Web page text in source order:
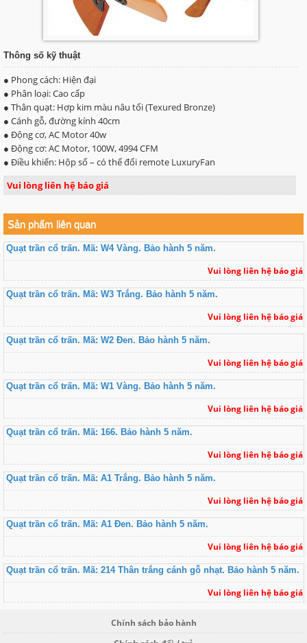
Thông số kỹ thuật
● Phong cách: Hiện đại
● Phân loại: Cao cấp
● Thân quạt: Hợp kim màu nâu tối (Texured Bronze)
● Cánh gỗ, đường kính 40cm
● Động cơ, AC Motor 40w
● Động cơ: AC Motor, 100W, 4994 CFM
● Điều khiển: Hộp số – có thể đổi remote LuxuryFan
Vui lòng liên hệ báo giá
Sản phẩm liên quan
Quạt trần cổ trấn. Mã: W4 Vàng. Bảo hành 5 năm.
Vui lòng liên hệ báo giá
Quạt trần cổ trấn. Mã: W3 Trắng. Bảo hành 5 năm.
Vui lòng liên hệ báo giá
Quạt trần cổ trấn. Mã: W2 Đen. Bảo hành 5 năm.
Vui lòng liên hệ báo giá
Quạt trần cổ trấn. Mã: W1 Vàng. Bảo hành 5 năm.
Vui lòng liên hệ báo giá
Quạt trần cổ trấn. Mã: 166. Bảo hành 5 năm.
Vui lòng liên hệ báo giá
Quạt trần cổ trấn. Mã: A1 Trắng. Bảo hành 5 năm.
Vui lòng liên hệ báo giá
Quạt trần cổ trấn. Mã: A1 Đen. Bảo hành 5 năm.
Vui lòng liên hệ báo giá
Quạt trần cổ trấn. Mã: 214 Thân trắng cánh gỗ nhạt. Bảo hành 5 năm.
Vui lòng liên hệ báo giá
Chính sách bảo hành